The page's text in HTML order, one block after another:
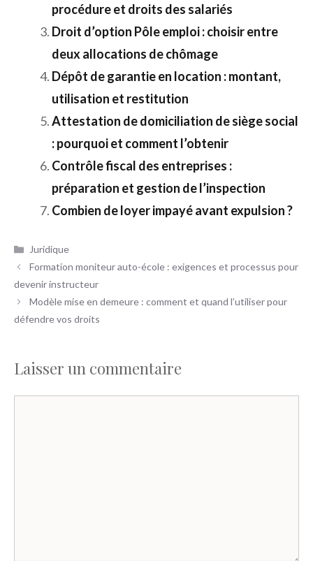
procédure et droits des salariés
Droit d’option Pôle emploi : choisir entre
deux allocations de chômage
Dépôt de garantie en location : montant,
utilisation et restitution
Attestation de domiciliation de siège social
: pourquoi et comment l’obtenir
Contrôle fiscal des entreprises :
préparation et gestion de l’inspection
Combien de loyer impayé avant expulsion ?
Catégories
Juridique
Formation moniteur auto-école : exigences et processus pour
devenir instructeur
Modèle mise en demeure : comment et quand l’utiliser pour
défendre vos droits
Laisser un commentaire